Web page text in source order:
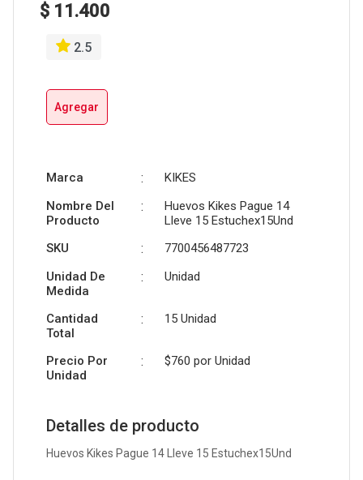
$ 11.400
2.5
Agregar
Marca :
KIKES
Nombre Del
Producto
:
Huevos Kikes Pague 14
Lleve 15 Estuchex15Und
SKU
:
7700456487723
Unidad De
Medida
: Unidad
Cantidad
Total
: 15 Unidad
Precio Por
Unidad
: $760 por Unidad
Detalles de producto
Huevos Kikes Pague 14 Lleve 15 Estuchex15Und